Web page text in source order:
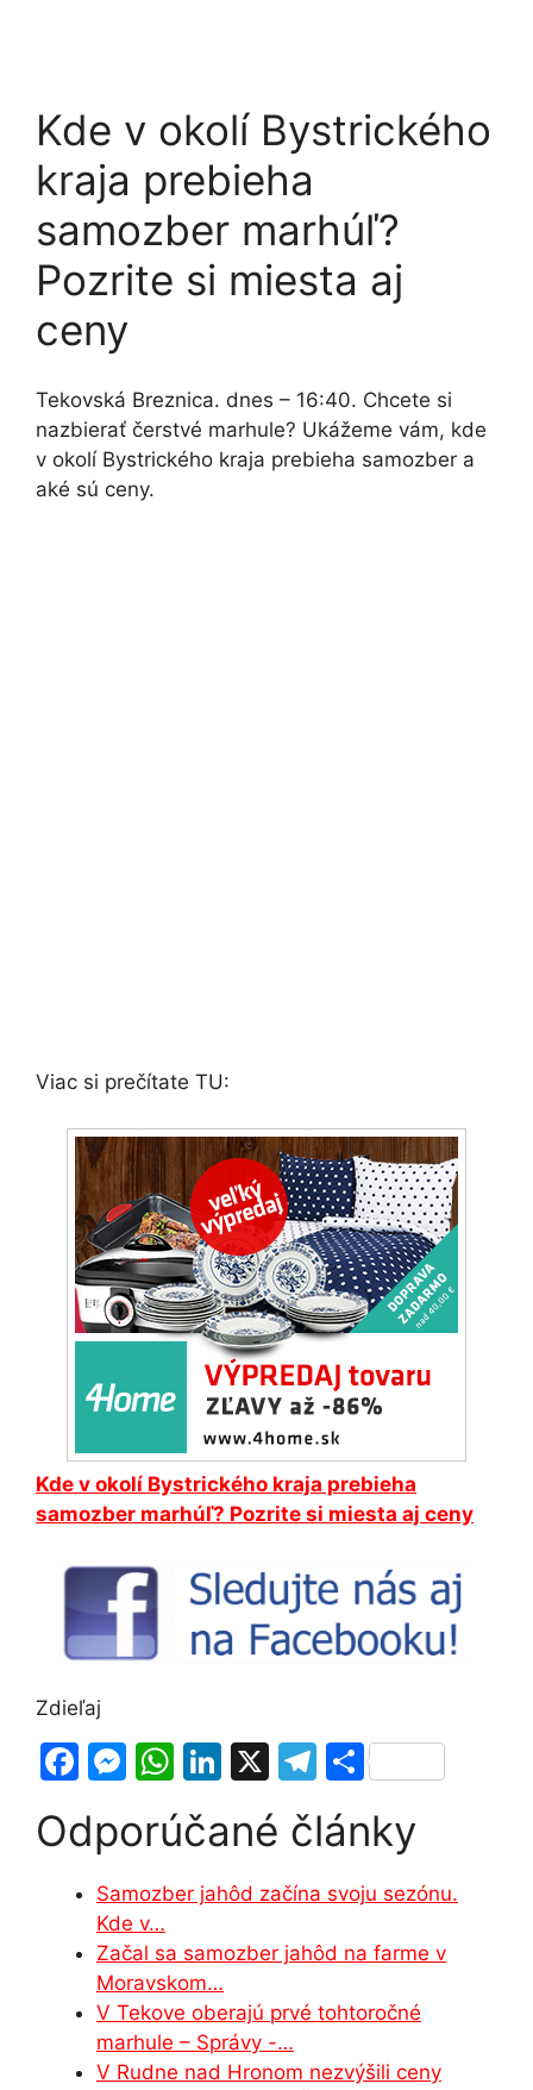
Kde v okolí Bystrického
kraja prebieha
samozber marhúľ?
Pozrite si miesta aj
ceny
Tekovská Breznica. dnes – 16:40. Chcete si
nazbierať čerstvé marhule? Ukážeme vám, kde
v okolí Bystrického kraja prebieha samozber a
aké sú ceny.
Viac si prečítate TU:
Kde v okolí Bystrického kraja prebieha
samozber marhúľ? Pozrite si miesta aj ceny
Zdieľaj
F
c
e
b
o
o
k
M
s
e
n
g
er
W
at
A
p
p
Li
k
e
dI
n
X
T
e
a
m
S
ar
Odporúčané články
Samozber jahôd začína svoju sezónu.
Kde v…
Začal sa samozber jahôd na farme v
Moravskom…
V Tekove oberajú prvé tohtoročné
marhule – Správy -…
V Rudne nad Hronom nezvýšili ceny